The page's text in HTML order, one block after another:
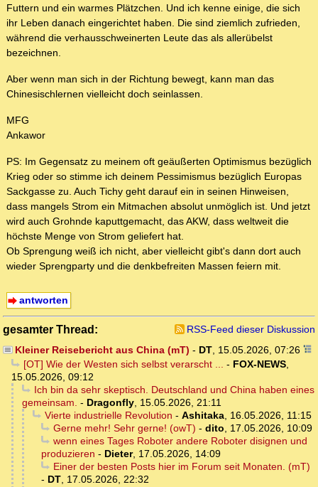
Futtern und ein warmes Plätzchen. Und ich kenne einige, die sich
ihr Leben danach eingerichtet haben. Die sind ziemlich zufrieden,
während die verhausschweinerten Leute das als allerübelst
bezeichnen.
Aber wenn man sich in der Richtung bewegt, kann man das
Chinesischlernen vielleicht doch seinlassen.
MFG
Ankawor
PS: Im Gegensatz zu meinem oft geäußerten Optimismus bezüglich
Krieg oder so stimme ich deinem Pessimismus bezüglich Europas
Sackgasse zu. Auch Tichy geht darauf ein in seinen Hinweisen,
dass mangels Strom ein Mitmachen absolut unmöglich ist. Und jetzt
wird auch Grohnde kaputtgemacht, das AKW, dass weltweit die
höchste Menge von Strom geliefert hat.
Ob Sprengung weiß ich nicht, aber vielleicht gibt's dann dort auch
wieder Sprengparty und die denkbefreiten Massen feiern mit.
antworten
gesamter Thread:
RSS-Feed dieser Diskussion
Kleiner Reisebericht aus China (mT) - DT, 15.05.2026, 07:26
[OT] Wie der Westen sich selbst verarscht ... - FOX-NEWS,
15.05.2026, 09:12
Ich bin da sehr skeptisch. Deutschland und China haben eines
gemeinsam. - Dragonfly, 15.05.2026, 21:11
Vierte industrielle Revolution - Ashitaka, 16.05.2026, 11:15
Gerne mehr! Sehr gerne! (owT) - dito, 17.05.2026, 10:09
wenn eines Tages Roboter andere Roboter disignen und
produzieren - Dieter, 17.05.2026, 14:09
Einer der besten Posts hier im Forum seit Monaten. (mT)
- DT, 17.05.2026, 22:32